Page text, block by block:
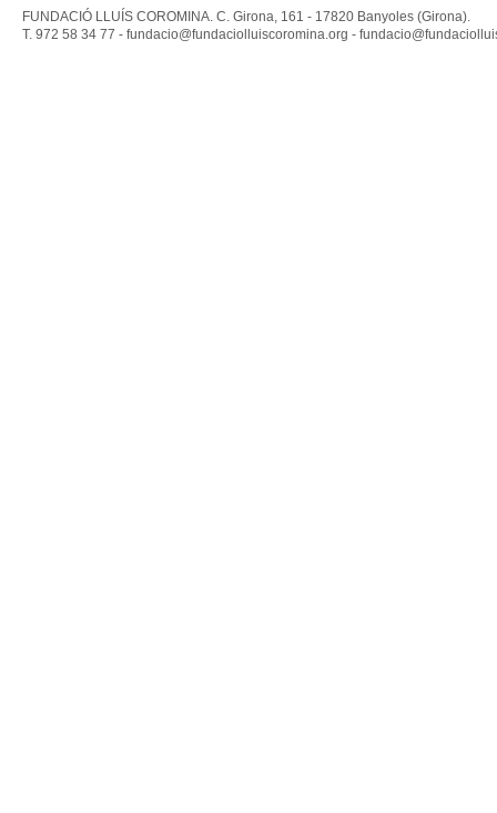
FUNDACIÓ LLUÍS COROMINA. C. Girona, 161 - 17820 Banyoles (Girona).
T. 972 58 34 77 - fundacio@fundaciolluiscoromina.org -